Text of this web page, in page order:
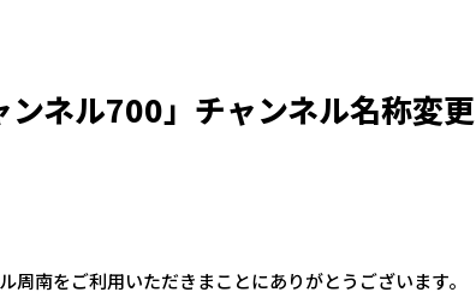
ネル700」チャンネル名称変
周南をご利用いただきまことにありがとうございます。